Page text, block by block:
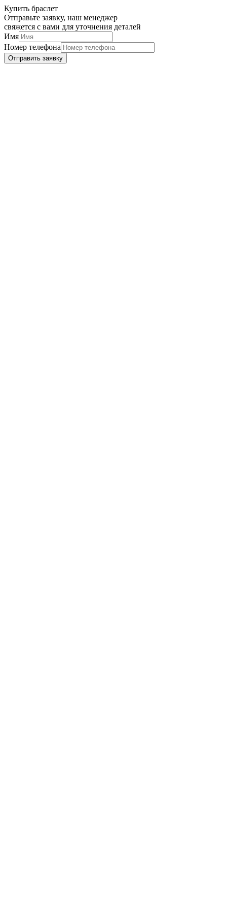
Купить браслет
Отправьте заявку, наш менеджер
свяжется с вами для уточнения деталей
Имя
Номер телефона
Отправить заявку